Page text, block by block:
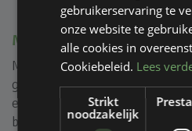
MVIEW+
Mview+ is gespecialiseerd in
glasoplossingen voor (na)
en creëren van ongeïsoleerde
binnen als buiten.
gebruikerservaring te
onze website te
alle cookies in
Cookiebeleid. Lees
Strikt
noodzakelijk